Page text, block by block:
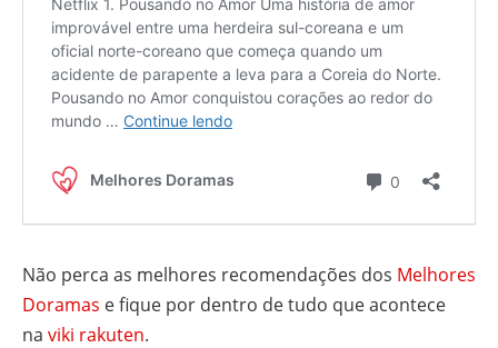
Não perca as melhores recomendações dos Melhores
Doramas e fique por dentro de tudo que acontece
na viki rakuten.